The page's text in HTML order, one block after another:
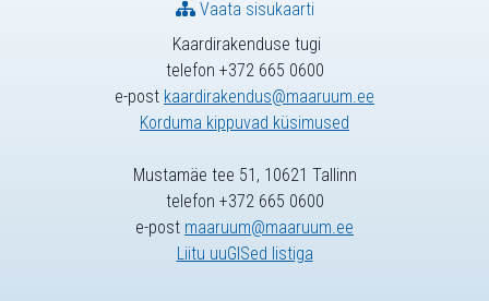
Kaardirakenduse tugi
telefon +372 665 0600
e-post kaardirakendus@maaruum.ee
Korduma kippuvad küsimused
Vaata sisukaarti
Mustamäe tee 51, 10621 Tallinn
telefon +372 665 0600
e-post maaruum@maaruum.ee
Liitu uuGISed listiga